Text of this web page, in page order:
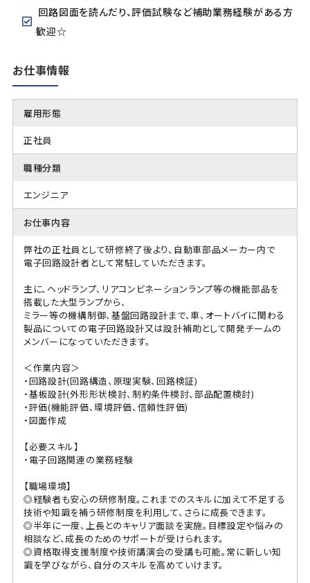
回路図面を読んだり、評価試験など補助業務経験がある方
歓迎☆
お仕事情報
雇用形態
正社員
職種分類
エンジニア
お仕事内容
弊社の正社員として研修終了後より、自動車部品メーカー内で
電子回路設計者として常駐していただきます。
主に、ヘッドランプ、リアコンビネーションランプ等の機能部品を
搭載した大型ランプから、
ミラー等の機構制御、基盤回路設計まで、車、オートバイに関わる
製品についての電子回路設計又は設計補助として開発チームの
メンバーになっていただきます。
＜作業内容＞
・回路設計(回路構造、原理実験、回路検証)
・基板設計(外形形状検討、制約条件検討、部品配置検討)
・評価(機能評価、環境評価、信頼性評価)
・図面作成
【必要スキル】
・電子回路関連の業務経験
【職場環境】
◎経験者も安心の研修制度。これまでのスキルに加えて不足する
技術や知識を補う研修制度を利用して、さらに成長できます。
◎半年に一度、上長とのキャリア面談を実施。目標設定や悩みの
相談など、成長のためのサポートが受けられます。
◎資格取得支援制度や技術講演会の受講も可能。常に新しい知
識を学びながら、自分のスキルを高めていけます。